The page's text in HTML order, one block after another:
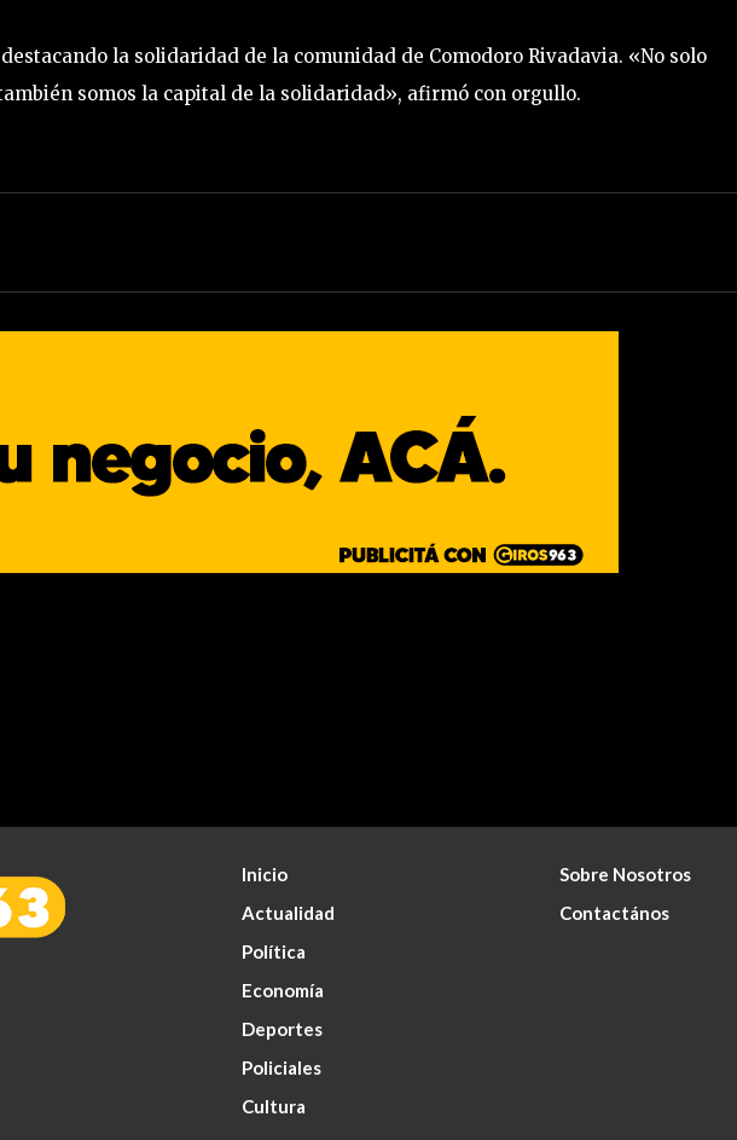
la solidaridad de la comunidad de Comodoro Rivadavia. «No solo
somos la capital de la solidaridad», afirmó con orgullo.
Inicio
Actualidad
Política
Economía
Deportes
Policiales
Cultura
Sobre Nosotros
Contactános